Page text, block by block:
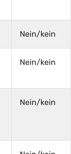
Nein/kein
Nein/kein
Nein/kein